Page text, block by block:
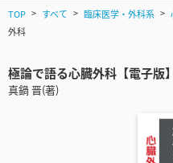
TOP すべて 臨床医学・外科系
外科
極論で語る心臓外科【電子版】
真鍋 晋(著)